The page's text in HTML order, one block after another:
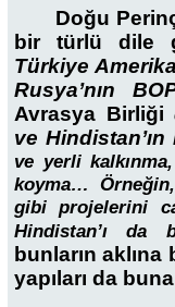
Doğu
bir türlü dile
Türkiye
Rusya’nın
Avrasya Birliği
ve Hindistan’ın
ve yerli
koyma…
gibi projelerini
Hindistan’ı da
bunların
yapıları da buna